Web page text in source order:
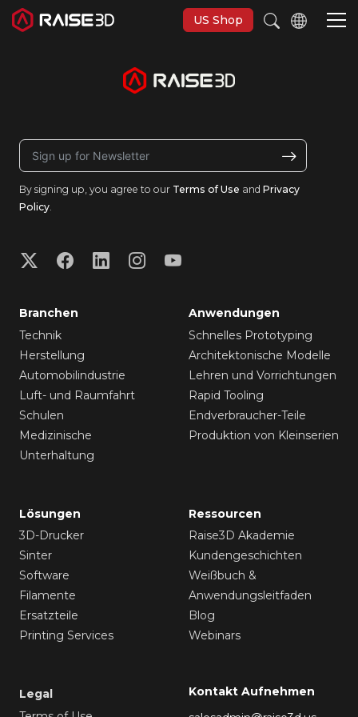
US Shop
Software
Materials
By signing up, you agree to our Terms of Use and Privacy
Policy
Branchen
Technik
Herstellung
Automobilindustrie
Luft- und Raumfahrt
Schulen
Medizinische
Unterhaltung
Anwendungen
Schnelles Prototyping
Architektonische Modelle
Lehren und Vorrichtungen
Rapid Tooling
Endverbraucher-Teile
Produktion von Kleinserien
Lösungen
3D-Drucker
Sinter
Software
Filamente
Ersatzteile
Printing Services
Ressourcen
Raise3D Akademie
Kundengeschichten
Weißbuch &
Anwendungsleitfaden
Blog
Webinars
Legal
Kontakt Aufnehmen